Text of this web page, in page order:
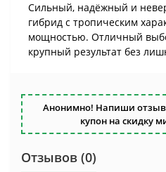
Сильный, надёжный и
гибрид с тропическим
мощностью. Отличный
крупный результат без
Анонимно! Напиши отзыв
купон на скидку
Отзывов (0)